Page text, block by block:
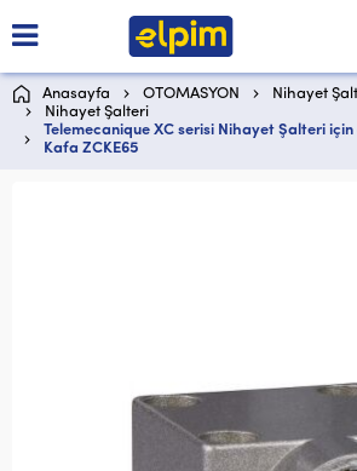
Anasayfa OTOMASYON
Nihayet
Nihayet Şalteri
Telemecanique XC serisi Nihayet Şalteri
Kafa ZCKE65